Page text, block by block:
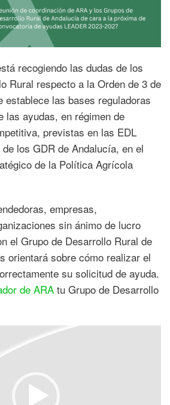
recogiendo las dudas de los
Rural respecto a la Orden de 3 de
establece las bases reguladoras
las ayudas, en régimen de
previstas en las EDL
los GDR de Andalucía, en el
de la Política Agrícola
empresas,
sin ánimo de lucro
el Grupo de Desarrollo Rural de
orientará sobre cómo realizar el
su solicitud de ayuda.
de ARA tu Grupo de Desarrollo